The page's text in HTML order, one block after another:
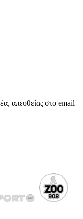
απευθείας στο email